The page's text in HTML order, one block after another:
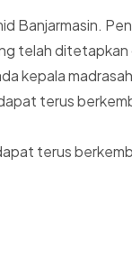
Banjarmasin.
telah
kepala
terus
terus